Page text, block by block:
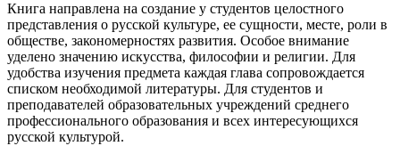
Книга направлена на создание у студентов целостного
представления о русской культуре, ее сущности, месте, роли в
обществе, закономерностях развития. Особое внимание
уделено значению искусства, философии и религии. Для
удобства изучения предмета каждая глава сопровождается
списком необходимой литературы. Для студентов и
преподавателей образовательных учреждений среднего
профессионального образования и всех интересующихся
русской культурой.